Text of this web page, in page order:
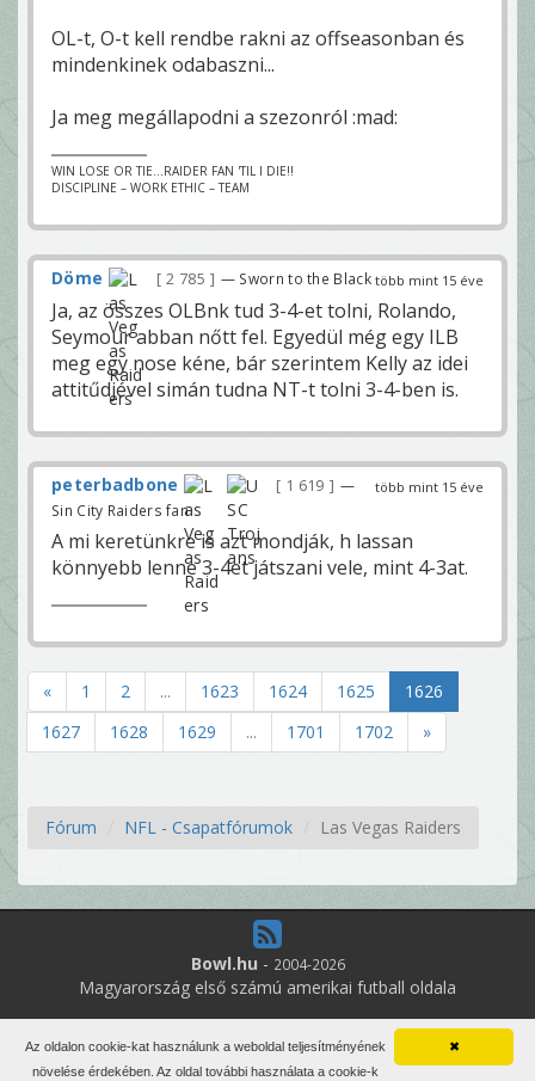
OL-t, O-t kell rendbe rakni az offseasonban és
mindenkinek odabaszni...
Ja meg megállapodni a szezonról :mad:
WIN LOSE OR TIE...RAIDER FAN 'TIL I DIE!!
DISCIPLINE – WORK ETHIC – TEAM
több mint 15 éve
Döme 2 785 — Sworn to the Black
Ja, az összes OLBnk tud 3-4-et tolni, Rolando,
Seymour abban nőtt fel. Egyedül még egy ILB
meg egy nose kéne, bár szerintem Kelly az idei
attitűdjével simán tudna NT-t tolni 3-4-ben is.
több mint 15 éve
peterbadbone 1 619
—
Sin City Raiders fan
A mi keretünkre is azt mondják, h lassan
könnyebb lenne 3-4et játszani vele, mint 4-3at.
« 1 2 ... 1623 1624 1625
1626
1627
1628 1629 ... 1701 1702 »
Fórum NFL - Csapatfórumok Las Vegas Raiders
Bowl.hu - 2004-2026
Magyarország első számú amerikai futball oldala
9
online felhasználó
Minden jog fenntartva. Írott anyagok újraközlése csak a szerző
✖
Az oldalon cookie-kat használunk a weboldal teljesítményének
növelése érdekében. Az oldal további használata a cookie-k